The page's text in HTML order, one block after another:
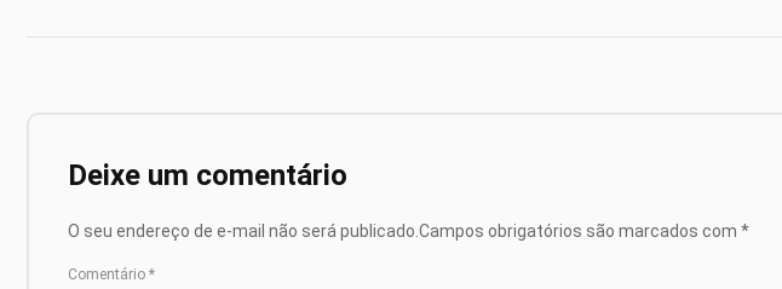
Deixe um comentário
O seu endereço de e-mail não será publicado. Campos obrigatórios são marcados com *
Comentário *